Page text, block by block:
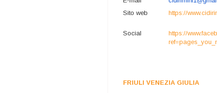
Sito web
https://
Social
https://
FRIULI VENEZIA GIULIA